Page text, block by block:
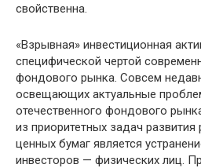
свойственна.
«Взрывная» инвестиционная
специфической чертой
фондового рынка. Совсем
освещающих актуальные
отечественного фондового
из приоритетных задач
ценных бумаг является
инвесторов — физических лиц.